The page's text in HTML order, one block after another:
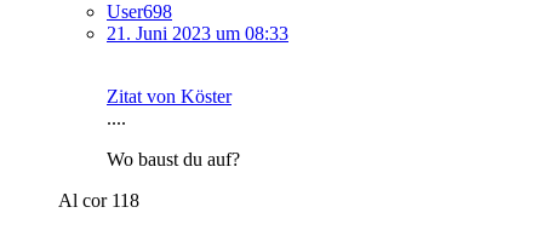
User698
21. Juni 2023 um 08:33
Zitat von Köster
....
Wo baust du auf?
Al cor 118